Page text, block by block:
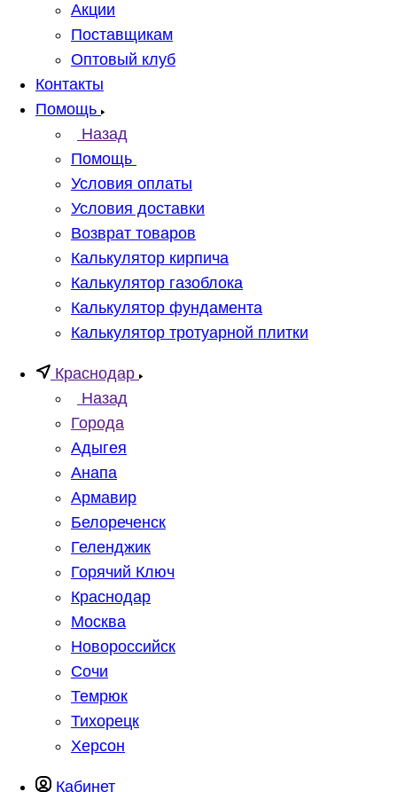
Акции
Поставщикам
Оптовый клуб
Контакты
Помощь
Назад
Помощь
Условия оплаты
Условия доставки
Возврат товаров
Калькулятор кирпича
Калькулятор газоблока
Калькулятор фундамента
Калькулятор тротуарной плитки
Краснодар
Назад
Города
Адыгея
Анапа
Армавир
Белореченск
Геленджик
Горячий Ключ
Краснодар
Москва
Новороссийск
Сочи
Темрюк
Тихорецк
Херсон
Кабинет